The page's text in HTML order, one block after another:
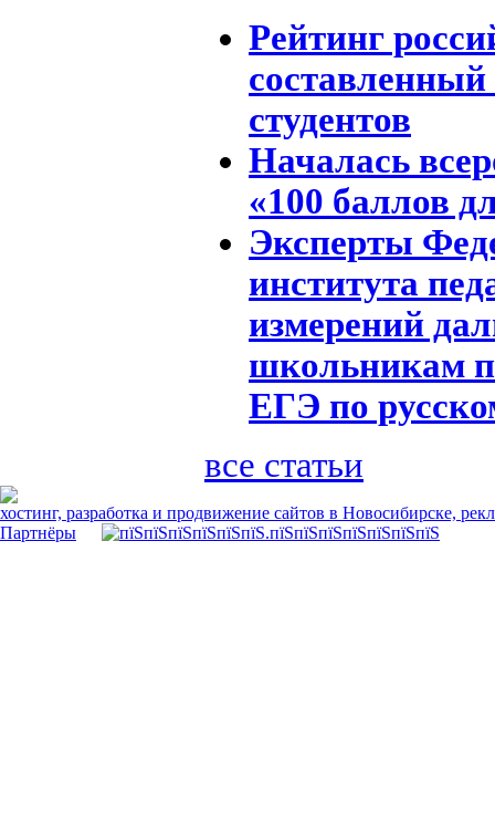
Рейтинг
студентов
Началась
«100 баллов
Эксперты
института
измерений
школьникам
ЕГЭ по
все статьи
хостинг, разработка и продвижение сайтов в Новосибирске,
Партнёры